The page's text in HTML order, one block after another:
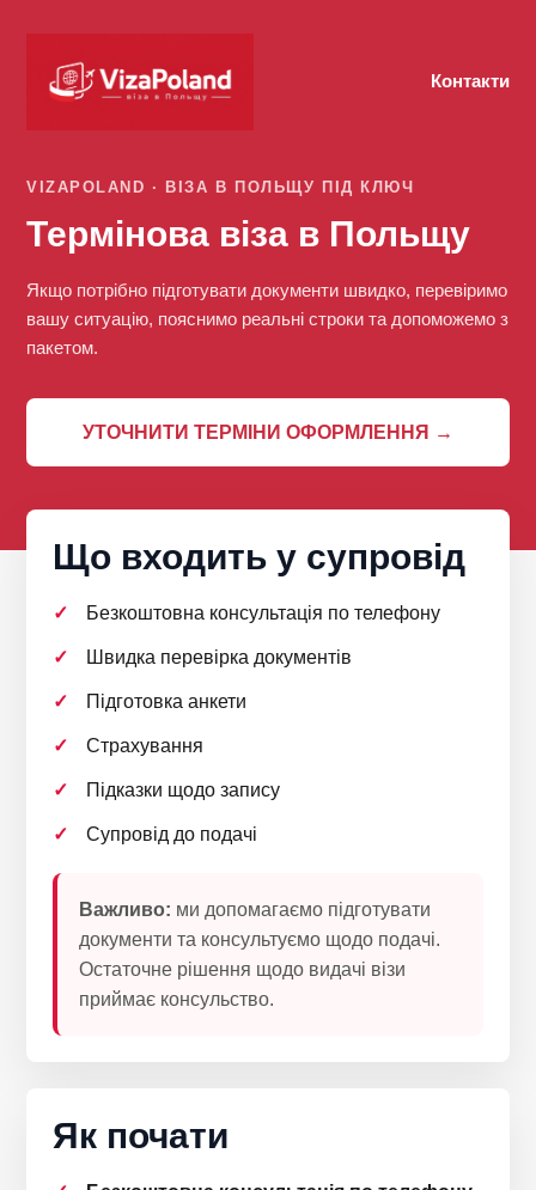
Контакти
VIZAPOLAND · ВІЗА В ПОЛЬЩУ ПІД КЛЮЧ
Термінова віза в Польщу
Якщо потрібно підготувати документи швидко, перевіримо
вашу ситуацію, пояснимо реальні строки та допоможемо з
пакетом.
УТОЧНИТИ ТЕРМІНИ ОФОРМЛЕННЯ →
Що входить у супровід
Безкоштовна консультація по телефону
Швидка перевірка документів
Підготовка анкети
Страхування
Підказки щодо запису
Супровід до подачі
Важливо: ми допомагаємо підготувати
документи та консультуємо щодо подачі.
Остаточне рішення щодо видачі візи
приймає консульство.
Як почати